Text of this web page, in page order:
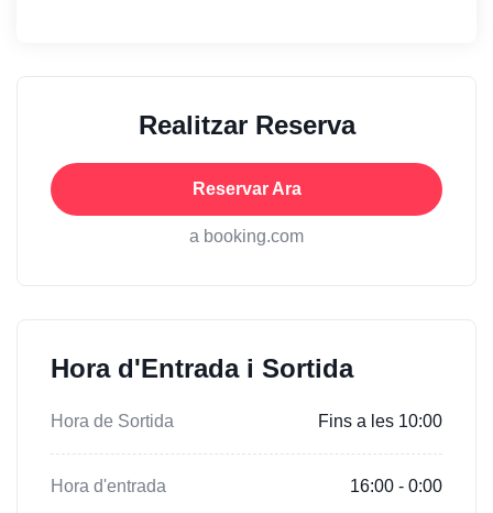
Realitzar Reserva
Reservar Ara
a booking.com
Hora d'Entrada i Sortida
Hora de Sortida Fins a les 10:00
Hora d'entrada 16:00 - 0:00